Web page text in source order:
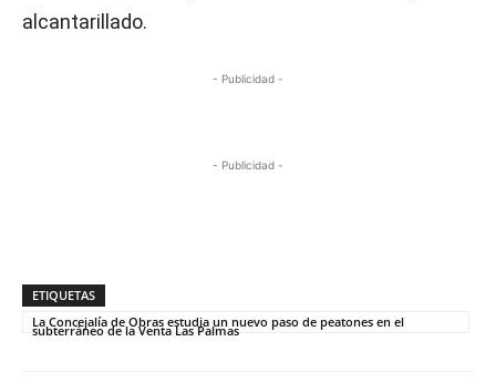
alcantarillado.
- Publicidad -
- Publicidad -
ETIQUETAS
La Concejalía de Obras estudia un nuevo paso de peatones en el
subterráneo de la Venta Las Palmas